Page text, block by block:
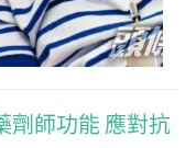
師功能 應對抗